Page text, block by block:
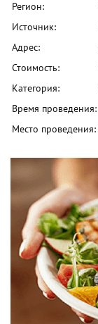
Регион:
Источник:
Адрес:
Стоимость:
Категория:
Время проведения:
Место проведения: